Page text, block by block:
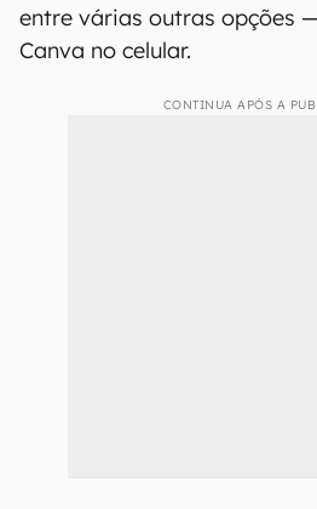
entre várias outras opções
Canva no celular.
CONTINUA APÓS A